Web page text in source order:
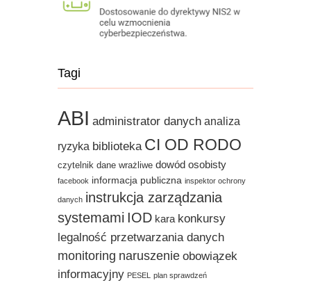
Tagi
ABI administrator danych analiza
ryzyka biblioteka CI OD RODO
czytelnik dane wrażliwe dowód osobisty
facebook informacja publiczna inspektor ochrony
danych instrukcja zarządzania
systemami IOD kara konkursy
legalność przetwarzania danych
monitoring naruszenie obowiązek
informacyjny PESEL plan sprawdzeń